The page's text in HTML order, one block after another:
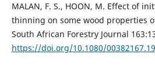
MALAN, F. S., HOON, M. Effect of
thinning on some wood properties
South African Forestry Journal
https://doi.org/10.1080/